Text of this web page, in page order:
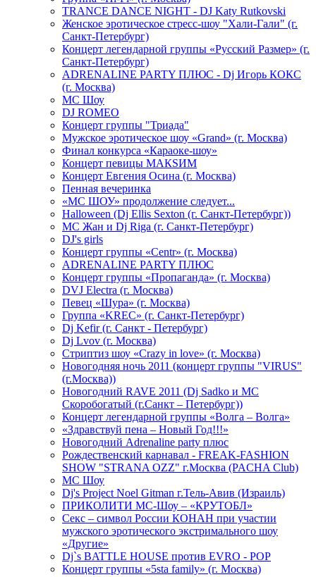
TRANCE DANCE NIGHT - DJ Katy Rutkovski
Женское эротическое стресс-шоу "Хали-Гали" (г.
Санкт-Петербург)
Концерт легендарной группы «Русский Размер» (г.
Санкт-Петербург)
ADRENALINE PARTY ПЛЮС - Dj Игорь КОКС
(г. Москва)
MC Шоу
DJ ROMEO
Концерт группы "Триада"
Мужское эротическое шоу «Grand» (г. Москва)
Финал конкурса «Караоке-шоу»
Концерт певицы МАКSИМ
Концерт Евгения Осина (г. Москва)
Пенная вечеринка
«МС ШОУ» продолжение следует...
Halloween (Dj Ellis Sexton (г. Санкт-Петербург))
МС Жан и Dj Riga (г. Санкт-Петербург)
DJ's girls
Концерт группы «Centr» (г. Москва)
ADRENALINE PARTY ПЛЮС
Концерт группы «Пропаганда» (г. Москва)
DVJ Electra (г. Москва)
Певец «Шура» (г. Москва)
Группа «KREC» (г. Санкт-Петербург)
Dj Kefir (г. Санкт - Петербург)
Dj Lvov (г. Москва)
Стриптиз шоу «Crazy in love» (г. Москва)
Новогодняя ночь 2011 (концерт группы "VIRUS"
(г.Москва))
Новогодний RAVE 2011 (Dj Sadko и MC
Скоробогатый (г.Санкт – Петербург))
Концерт легендарной группы «Волга – Волга»
«Здравствуй пена – Новый Год!!!»
Новогодний Adrenaline party плюс
Рождественский карнавал - FREAK-FASHION
SHOW "STRANA OZZ" г.Москва (PACHA Club)
MC Шоу
Dj's Project Noel Gitman г.Тель-Авив (Израиль)
ПРИКОЛИТИ МС-Шоу – «КРУТОБЛ»
Секс – символ России КОНАН при участии
мужского эротического экстримального шоу
«Другие»
Dj`s BATTLE HOUSE против EVRO - POP
Концерт группы «5sta family» (г. Москва)